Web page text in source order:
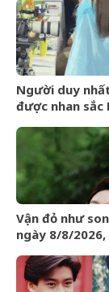
còn cao lớn hơn
tôi&amp;apos;
Người duy
được nhan sắc
kim cương
sánh bằng
Vận đỏ như
ngày 8/8/
vào như
hanh thông